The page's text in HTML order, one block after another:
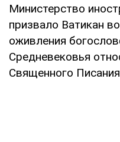
Министерство
призвало Ватикан
оживления
Средневековья
Священного